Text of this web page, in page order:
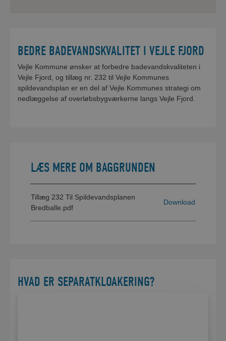
BEDRE BADEVANDSKVALITET I VEJLE FJORD
Vejle Kommune ønsker at forbedre badevandskvaliteten i
Vejle Fjord, og tillæg nr. 232 til Vejle Kommunes
spildevandsplan er en del af Vejle Kommunes strategi om
nedlæggelse af overløbsbygværkerne langs Vejle Fjord.
LÆS MERE OM BAGGRUNDEN
Tillæg 232 Til Spildevandsplanen
Bredballe.pdf
Download
HVAD ER SEPARATKLOAKERING?